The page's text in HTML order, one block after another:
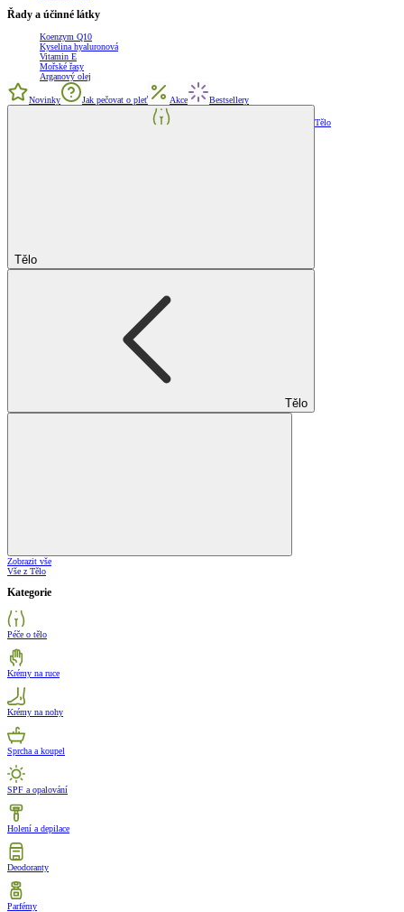
Řady a účinné látky
Koenzym Q10
Kyselina hyaluronová
Vitamin E
Mořské řasy
Arganový olej
Novinky Jak pečovat o pleť Akce Bestsellery
Tělo
Tělo
Tělo
Zobrazit vše
Vše z Tělo
Kategorie
Péče o tělo
Krémy na ruce
Krémy na nohy
Sprcha a koupel
SPF a opalování
Holení a depilace
Deodoranty
Parfémy